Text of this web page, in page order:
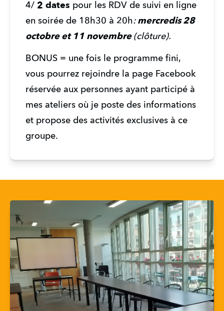
4/ 2 dates pour les RDV de suivi en ligne
en soirée de 18h30 à 20h: mercredis 28
octobre et 11 novembre (clôture).
BONUS = une fois le programme fini,
vous pourrez rejoindre la page Facebook
réservée aux personnes ayant participé à
mes ateliers où je poste des informations
et propose des activités exclusives à ce
groupe.